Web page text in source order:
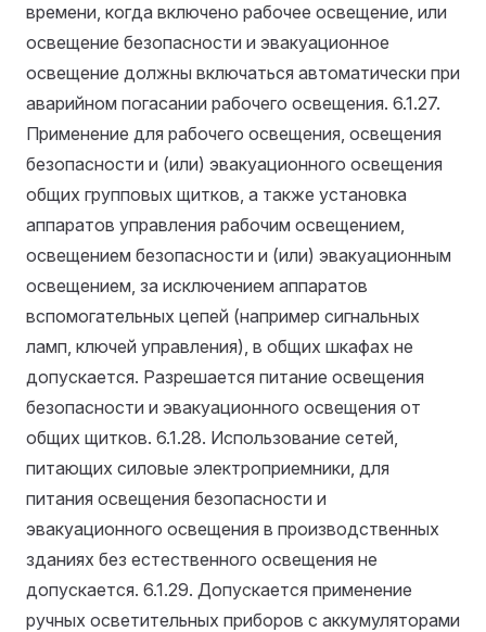
времени, когда включено рабочее освещение, или
освещение безопасности и эвакуационное
освещение должны включаться автоматически при
аварийном погасании рабочего освещения. 6.1.27.
Применение для рабочего освещения, освещения
безопасности и (или) эвакуационного освещения
общих групповых щитков, а также установка
аппаратов управления рабочим освещением,
освещением безопасности и (или) эвакуационным
освещением, за исключением аппаратов
вспомогательных цепей (например сигнальных
ламп, ключей управления), в общих шкафах не
допускается. Разрешается питание освещения
безопасности и эвакуационного освещения от
общих щитков. 6.1.28. Использование сетей,
питающих силовые электроприемники, для
питания освещения безопасности и
эвакуационного освещения в производственных
зданиях без естественного освещения не
допускается. 6.1.29. Допускается применение
ручных осветительных приборов с аккумуляторами